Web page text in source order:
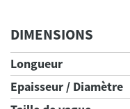
DIMENSIONS
Longueur
Epaisseur / Diamètre